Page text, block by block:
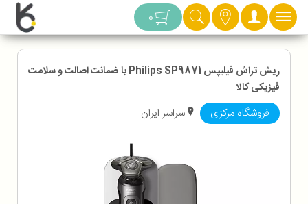
دسته بندی 0
ریش تراش فیلیپس Philips SP9871 با ضمانت اصالت و سلامت
فیزیکی کالا
فروشگاه مرکزی سراسر ایران